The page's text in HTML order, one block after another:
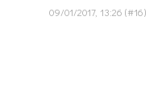
09/01/2017, 13:26